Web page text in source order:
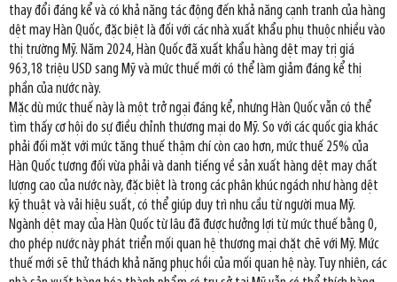
thay đổi đáng kể và có khả năng tác động đến khả năng cạnh tranh của hàng
dệt may Hàn Quốc, đặc biệt là đối với các nhà xuất khẩu phụ thuộc nhiều vào
thị trường Mỹ. Năm 2024, Hàn Quốc đã xuất khẩu hàng dệt may trị giá
963,18 triệu USD sang Mỹ và mức thuế mới có thể làm giảm đáng kể thị
phần của nước này.
Mặc dù mức thuế này là một trở ngại đáng kể, nhưng Hàn Quốc vẫn có thể
tìm thấy cơ hội do sự điều chỉnh thương mại do Mỹ. So với các quốc gia khác
phải đối mặt với mức tăng thuế thậm chí còn cao hơn, mức thuế 25% của
Hàn Quốc tương đối vừa phải và danh tiếng về sản xuất hàng dệt may chất
lượng cao của nước này, đặc biệt là trong các phân khúc ngách như hàng dệt
kỹ thuật và vải hiệu suất, có thể giúp duy trì nhu cầu từ người mua Mỹ.
Ngành dệt may của Hàn Quốc từ lâu đã được hưởng lợi từ mức thuế bằng 0,
cho phép nước này phát triển mối quan hệ thương mại chặt chẽ với Mỹ. Mức
thuế mới sẽ thử thách khả năng phục hồi của mối quan hệ này. Tuy nhiên, các